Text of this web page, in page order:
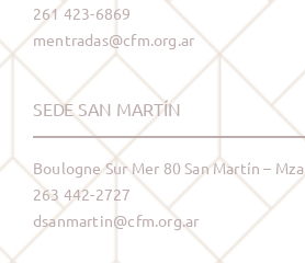
261 423-6869
mentradas@cfm.org.ar
SEDE SAN MARTÍN
Boulogne Sur Mer 80 San Martín – Mza
263 442-2727
dsanmartin@cfm.org.ar